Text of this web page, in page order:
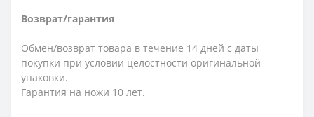
Возврат/гарантия
Обмен/возврат товара в течение 14 дней с даты
покупки при условии целостности оригинальной
упаковки.
Гарантия на ножи 10 лет.